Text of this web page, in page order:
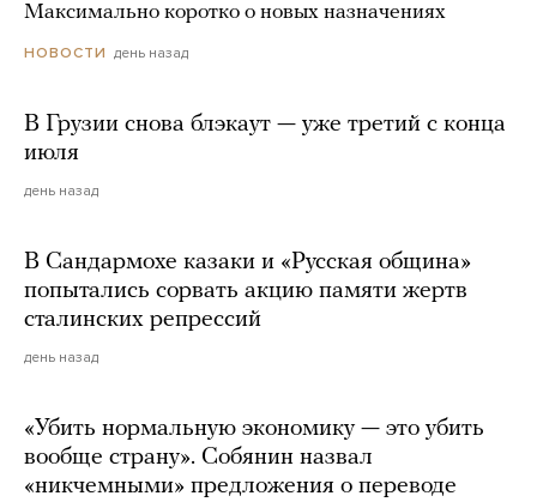
Максимально коротко о новых назначениях
НОВОСТИ день назад
В Грузии снова блэкаут — уже третий с конца
июля
день назад
В Сандармохе казаки и «Русская община»
попытались сорвать акцию памяти жертв
сталинских репрессий
день назад
«Убить нормальную экономику — это убить
вообще страну». Собянин назвал
«никчемными» предложения о переводе